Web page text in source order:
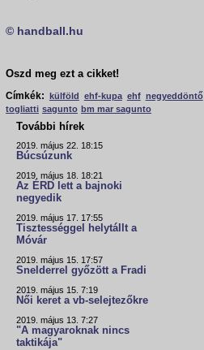
© handball.hu
Oszd meg ezt a cikket!
Címkék:
külföld ehf-kupa ehf negyeddöntő
togliatti sagunto bm mar sagunto
További hírek
2019. május 22. 18:15
Búcsúzunk
2019. május 18. 18:21
Az ÉRD lett a bajnoki
negyedik
2019. május 17. 17:55
Tisztességgel helytállt a
Móvár
2019. május 15. 17:57
Snelderrel győzött a Fradi
2019. május 15. 7:19
Női keret a vb-selejtezőkre
2019. május 13. 7:27
"A magyaroknak nincs
taktikája"